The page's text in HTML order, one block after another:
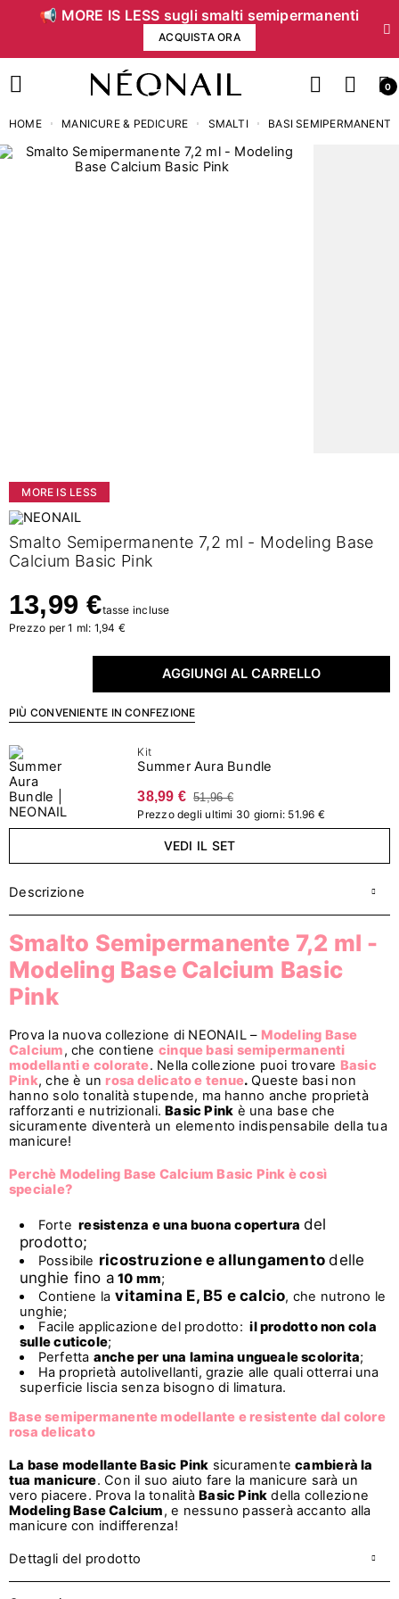
📢 MORE IS LESS sugli smalti semipermanenti
ACQUISTA ORA
0
HOME MANICURE & PEDICURE SMALTI BASI SEMIPERMANENTI
MORE IS LESS
Smalto Semipermanente 7,2 ml - Modeling Base
Calcium Basic Pink
13,99 €tasse incluse
Prezzo per 1 ml: 1,94 €
AGGIUNGI AL CARRELLO
PIÙ CONVENIENTE IN CONFEZIONE
Kit
Summer Aura Bundle
38,99 € 51,96 €
Prezzo degli ultimi 30 giorni: 51.96 €
VEDI IL SET
Descrizione
Smalto Semipermanente 7,2 ml -
Modeling Base Calcium Basic
Pink
Prova la nuova collezione di NEONAIL – Modeling Base
Calcium, che contiene cinque basi semipermanenti
modellanti e colorate. Nella collezione puoi trovare Basic
Pink, che è un rosa delicato e tenue. Queste basi non
hanno solo tonalità stupende, ma hanno anche proprietà
rafforzanti e nutrizionali.Basic Pink è una base che
sicuramente diventerà un elemento indispensabile della tua
manicure!
Perchè Modeling Base Calcium Basic Pink è così
speciale?
Forte resistenza e una buona copertura del
prodotto;
Possibile ricostruzione e allungamentodelle
unghie fino a 10 mm;
Contiene la vitamina E, B5 e calcio, che nutrono le
unghie;
Facile applicazione del prodotto: il prodotto non cola
sulle cuticole;
Perfetta anche per una lamina ungueale scolorita;
Ha proprietà autolivellanti, grazie alle quali otterrai una
superficie liscia senza bisogno di limatura.
Base semipermanente modellante e resistente dal colore
rosa delicato
La base modellante Basic Pink sicuramentecambierà la
tua manicure. Con il suo aiuto fare la manicure sarà un
vero piacere. Prova la tonalitàBasic Pink della collezione
Modeling Base Calcium, e nessuno passerà accanto alla
manicure con indifferenza!
Dettagli del prodotto